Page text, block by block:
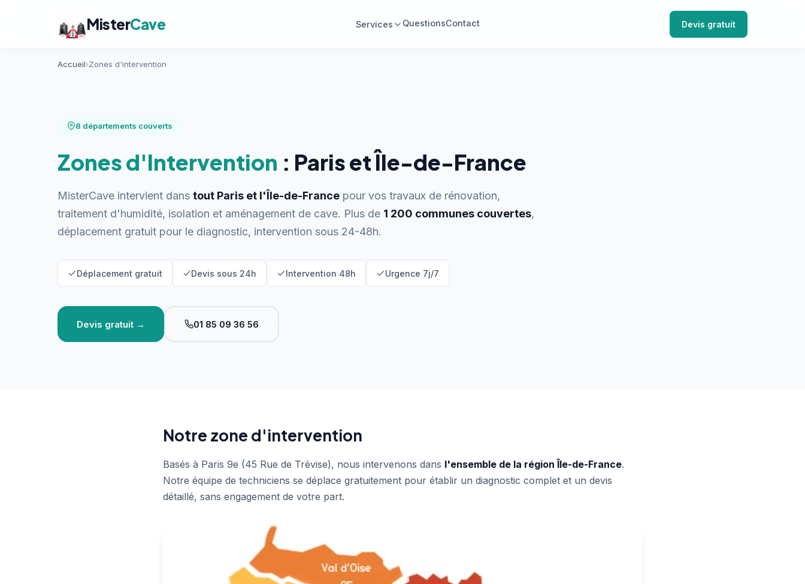
MisterCave Services QuestionsContact Devis gratuit
Accueil›Zones d'intervention
8 départements couverts
Zones d'Intervention : Paris et Île-de-France
MisterCave intervient dans tout Paris et l'Île-de-France pour vos travaux de rénovation,
traitement d'humidité, isolation et aménagement de cave. Plus de 1 200 communes couvertes,
déplacement gratuit pour le diagnostic, intervention sous 24-48h.
Déplacement gratuit Devis sous 24h Intervention 48h Urgence 7j/7
Devis gratuit → 01 85 09 36 56
Notre zone d'intervention
Basés à Paris 9e (45 Rue de Trévise), nous intervenons dans l'ensemble de la région Île-de-France.
Notre équipe de techniciens se déplace gratuitement pour établir un diagnostic complet et un devis
détaillé, sans engagement de votre part.